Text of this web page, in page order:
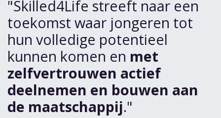
"Skilled4Life streeft naar een
toekomst waar jongeren tot
hun volledige potentieel
kunnen komen en met
zelfvertrouwen actief
deelnemen en bouwen aan
de maatschappij."